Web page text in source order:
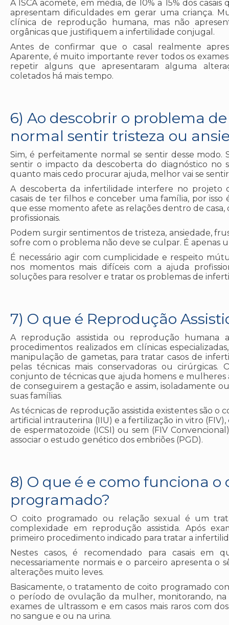
A ISCA acomete, em média, de 10% a 15% dos
apresentam dificuldades em gerar uma criança.
clínica de reprodução humana, mas não
orgânicas que justifiquem a infertilidade conjugal.
Antes de confirmar que o casal realmente
Aparente, é muito importante rever todos os
repetir alguns que apresentaram alguma
coletados há mais tempo.
6) Ao descobrir o problema
normal sentir tristeza ou
Sim, é perfeitamente normal se sentir desse modo.
sentir o impacto da descoberta do diagnóstico no
quanto mais cedo procurar ajuda, melhor vai se
A descoberta da infertilidade interfere no projeto
casais de ter filhos e conceber uma família, por
que esse momento afete as relações dentro de casa,
profissionais.
Podem surgir sentimentos de tristeza, ansiedade,
sofre com o problema não deve se culpar. É apenas
É necessário agir com cumplicidade e respeito
nos momentos mais difíceis com a ajuda
soluções para resolver e tratar os problemas de
7) O que é Reprodução
A reprodução assistida ou reprodução humana
procedimentos realizados em clínicas
manipulação de gametas, para tratar casos de
pelas técnicas mais conservadoras ou
conjunto de técnicas que ajuda homens e mulheres
de conseguirem a gestação e assim, isoladamente
suas famílias.
As técnicas de reprodução assistida existentes são o
artificial intrauterina (IIU) e a fertilização in vitro
de espermatozoide (ICSI) ou sem (FIV
associar o estudo genético dos embriões (PGD).
8) O que é e como funciona o
programado?
O coito programado ou relação sexual é um
complexidade em reprodução assistida. Após
primeiro procedimento indicado para tratar a
Nestes casos, é recomendado para casais em
necessariamente normais e o parceiro apresenta o
alterações muito leves.
Basicamente, o tratamento de coito programado
o período de ovulação da mulher, monitorando, na
exames de ultrassom e em casos mais raros com
no sangue e ou na urina.